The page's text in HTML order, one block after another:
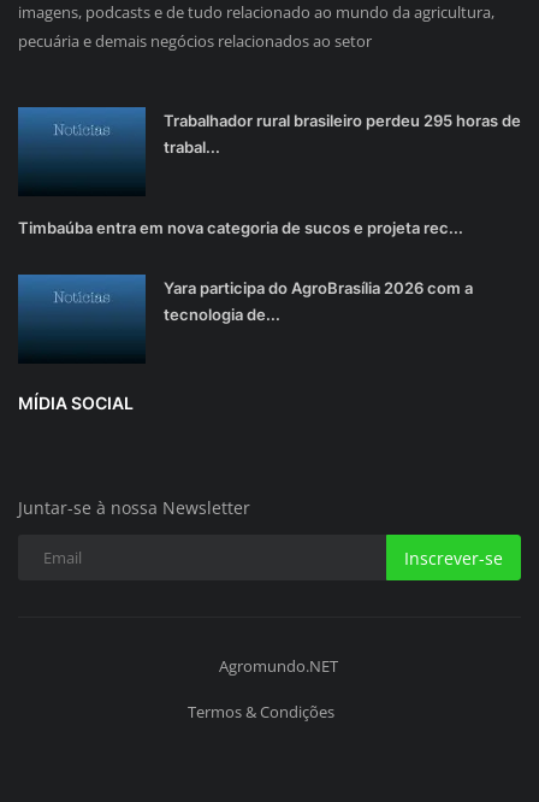
imagens, podcasts e de tudo relacionado ao mundo da agricultura,
pecuária e demais negócios relacionados ao setor
Trabalhador rural brasileiro perdeu 295 horas de
trabal...
Timbaúba entra em nova categoria de sucos e projeta rec...
Yara participa do AgroBrasília 2026 com a
tecnologia de...
MÍDIA SOCIAL
Juntar-se à nossa Newsletter
Inscrever-se
Agromundo.NET
Termos & Condições